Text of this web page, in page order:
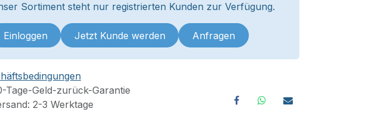
Sortiment steht nur registrierten Kunden zur Verfügung.
Einloggen Jetzt Kunde werden Anfragen
Tage-Geld-zurück-Garantie
2-3 Werktage